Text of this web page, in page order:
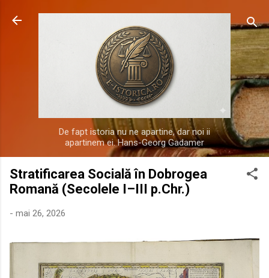
Treceți la conținutul principal
De fapt istoria nu ne apartine, dar noi ii
apartinem ei. Hans-Georg Gadamer
Stratificarea Socială în Dobrogea
Romană (Secolele I–III p.Chr.)
- mai 26, 2026